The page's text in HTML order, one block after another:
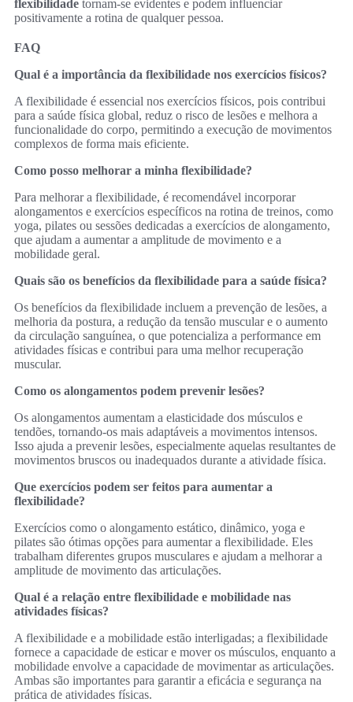
flexibilidade tornam-se evidentes e podem influenciar
positivamente a rotina de qualquer pessoa.
FAQ
Qual é a importância da flexibilidade nos exercícios físicos?
A flexibilidade é essencial nos exercícios físicos, pois contribui
para a saúde física global, reduz o risco de lesões e melhora a
funcionalidade do corpo, permitindo a execução de movimentos
complexos de forma mais eficiente.
Como posso melhorar a minha flexibilidade?
Para melhorar a flexibilidade, é recomendável incorporar
alongamentos e exercícios específicos na rotina de treinos, como
yoga, pilates ou sessões dedicadas a exercícios de alongamento,
que ajudam a aumentar a amplitude de movimento e a
mobilidade geral.
Quais são os benefícios da flexibilidade para a saúde física?
Os benefícios da flexibilidade incluem a prevenção de lesões, a
melhoria da postura, a redução da tensão muscular e o aumento
da circulação sanguínea, o que potencializa a performance em
atividades físicas e contribui para uma melhor recuperação
muscular.
Como os alongamentos podem prevenir lesões?
Os alongamentos aumentam a elasticidade dos músculos e
tendões, tornando-os mais adaptáveis a movimentos intensos.
Isso ajuda a prevenir lesões, especialmente aquelas resultantes de
movimentos bruscos ou inadequados durante a atividade física.
Que exercícios podem ser feitos para aumentar a
flexibilidade?
Exercícios como o alongamento estático, dinâmico, yoga e
pilates são ótimas opções para aumentar a flexibilidade. Eles
trabalham diferentes grupos musculares e ajudam a melhorar a
amplitude de movimento das articulações.
Qual é a relação entre flexibilidade e mobilidade nas
atividades físicas?
A flexibilidade e a mobilidade estão interligadas; a flexibilidade
fornece a capacidade de esticar e mover os músculos, enquanto a
mobilidade envolve a capacidade de movimentar as articulações.
Ambas são importantes para garantir a eficácia e segurança na
prática de atividades físicas.